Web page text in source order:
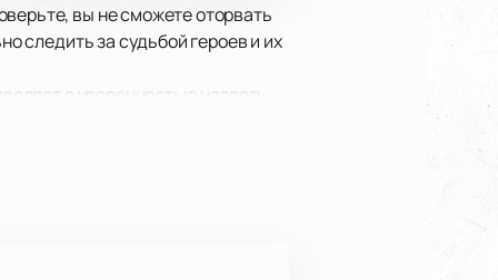
вы не сможете оторвать
следить за судьбой героев и их
с уверенностью назвать